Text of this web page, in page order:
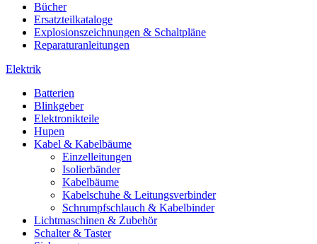
Bücher
Ersatzteilkataloge
Explosionszeichnungen & Schaltpläne
Reparaturanleitungen
Elektrik
Batterien
Blinkgeber
Elektronikteile
Hupen
Kabel & Kabelbäume
Einzelleitungen
Isolierbänder
Kabelbäume
Kabelschuhe & Leitungsverbinder
Schrumpfschlauch & Kabelbinder
Lichtmaschinen & Zubehör
Schalter & Taster